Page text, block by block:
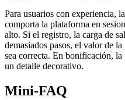
Para usuarios con experiencia,
comporta la plataforma en
alto. Si el registro, la carga de
demasiados pasos, el valor de
sea correcta. En bonificación,
un detalle decorativo.
Mini-FAQ